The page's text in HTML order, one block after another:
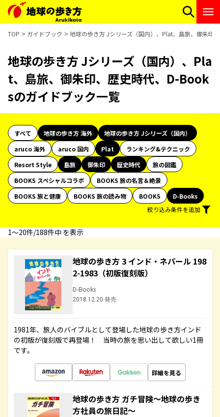
TOP ガイドブック 地球の歩き方 Jシリーズ（国内）、Plat、島旅、御朱印
地球の歩き方 Jシリーズ（国内）、Pla
t、島旅、御朱印、歴史時代、D-Book
sのガイドブック一覧
すべて 地球の歩き方 海外
地球の歩き方 Jシリーズ（国内）
aruco 海外
aruco 国内 Plat
ランキング&テクニック
Resort Style
島旅 御朱印 歴史時代
旅の図鑑
BOOKS スペシャルコラボ
BOOKS 旅の名言＆絶景
BOOKS 旅と健康
BOOKS 旅の読み物 BOOKS
D-Books
絞り込み条件を追加
1〜20件/188件中 を表示
地球の歩き方 3 インド・ネパール 198
2-1983（初版復刻版）
D-Books
2018.12.20 発売
1981年、旅人のバイブルとして登場した地球の歩き方インド
の初版が復刻版で再登場！ 当時の旅を思い出して欲しい1冊
です。
詳細を見る
地球の歩き方 ガチ冒険～地球の歩き
方社員の旅日記～